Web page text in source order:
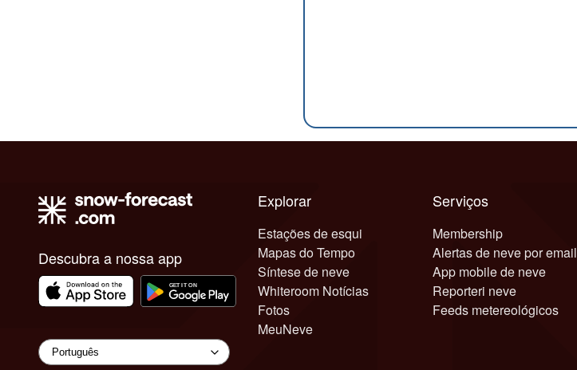
Descubra a nossa app
Explorar
Estações de esqui
Mapas do Tempo
Síntese de neve
Whiteroom Notícias
Fotos
MeuNeve
Serviços
Membership
Alertas de neve por email
App mobile de neve
Reporteri neve
Feeds metereológicos